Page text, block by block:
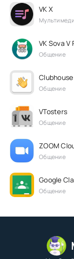
VK X
VK Sova V
Общение
Clubhouse
Общение
VTosters
Общение
ZOOM
Общение
Google
Общение